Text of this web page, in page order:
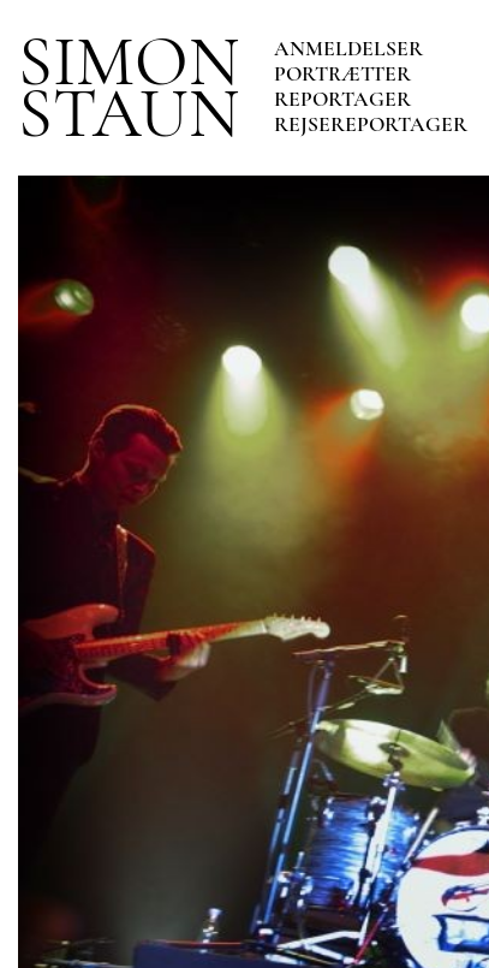
SIMON
STAUN
ANMELDELSER
PORTRÆTTER
REPORTAGER
REJSEREPORTAGER